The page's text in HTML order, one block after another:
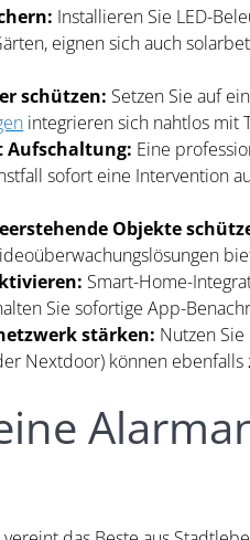
Installieren Sie LED-
eignen sich auch
schützen: Setzen Sie auf
integrieren sich nahtlos mit
Aufschaltung: Eine
sofort eine Intervention
Objekte
Smart-Home-
Sie sofortige App-
stärken: Nutzen
Nextdoor) können